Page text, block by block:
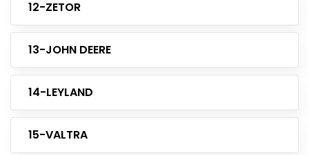
12-ZETOR
13-JOHN DEERE
14-LEYLAND
15-VALTRA